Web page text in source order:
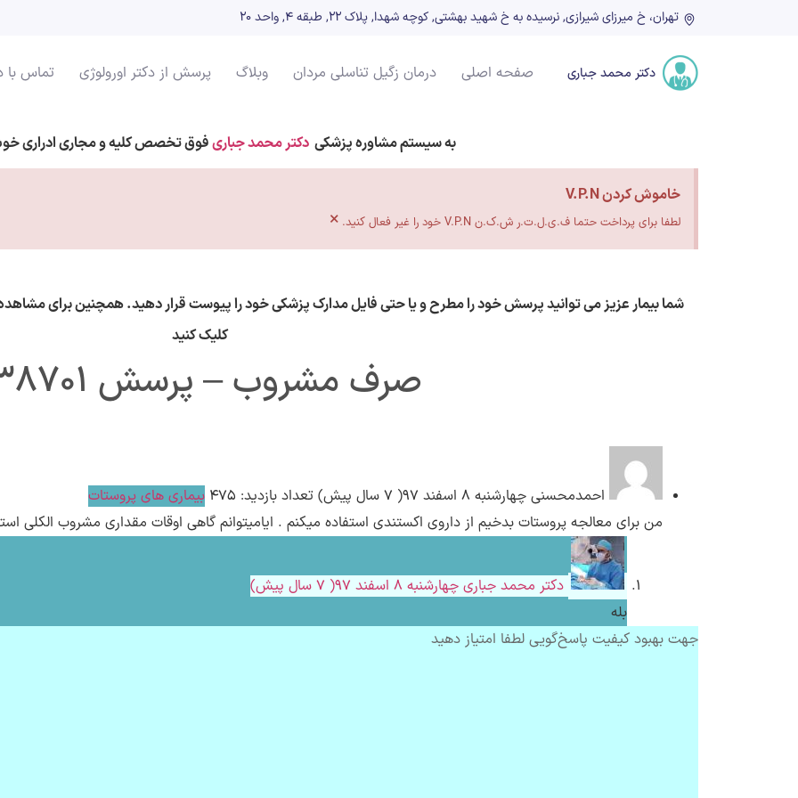
تهران، خ میرزای شیرازی, نرسیده به خ شهید بهشتی, کوچه شهدا, پلاک ۲۲, طبقه ۴, واحد 20
دکتر محمد جباری صفحه اصلی درمان زگیل تناسلی مردان وبلاگ پرسش از دکتر اورولوژی تماس با
به سیستم مشاوره پزشکیدکتر محمد جباریفوق تخصص کلیه و مجاری ادراری
خاموش کردن V.P.N
لطفا برای پرداخت حتما ف.ی.ل.ت.ر ش.ک.ن V.P.N خود را غیر فعال کنید. ×
شما بیمار عزیز می توانید پرسش خود را مطرح و یا حتی فایل مدارک پزشکی خود را پیوست قرار دهید. همچنین برای
کلیک کنید
صرف مشروب – پرسش 138701
احمدمحسنی چهارشنبه ۸ اسفند ۹۷( 7 سال پیش) تعداد بازدید: 475
بیماری های پروستات
من برای معالجه پروستات بدخیم از داروی اکستندی استفاده میکنم . ایامیتوانم گاهی اوقات مقداری مشروب الکلی
دکتر محمد جباری چهارشنبه ۸ اسفند ۹۷( 7 سال پیش)
بله
جهت بهبود کیفیت پاسخ‌گویی لطفا امتیاز دهید